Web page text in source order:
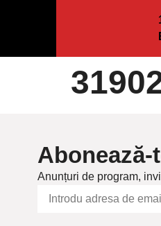
Anunțuri de program,